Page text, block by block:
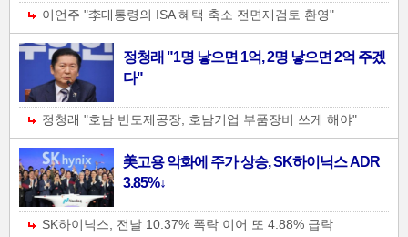
이언주 "李대통령의 ISA 혜택 축소 전면재검토 환영"
정청래 "1명 낳으면 1억, 2명 낳으면 2억 주겠
다"
정청래 "호남 반도제공장, 호남기업 부품장비 쓰게 해야"
美고용 악화에 주가 상승, SK하이닉스 ADR
3.85%↓
SK하이닉스, 전날 10.37% 폭락 이어 또 4.88% 급락